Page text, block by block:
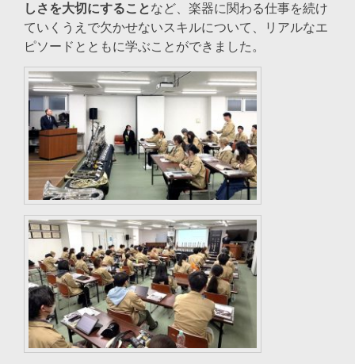
しさを大切にすることなど、楽器に関わる仕事を続け
ていくうえで欠かせないスキルについて、リアルなエ
ピソードとともに学ぶことができました。